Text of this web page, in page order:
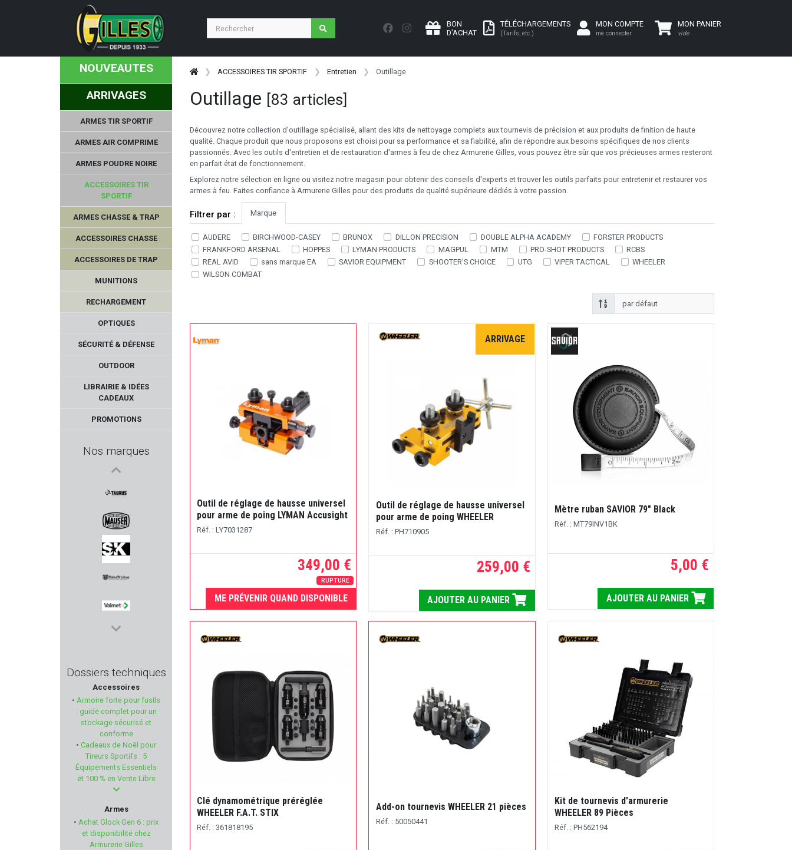
BON
D'ACHAT
TÉLÉCHARGEMENTS
(Tarifs, etc.)
MON COMPTE
me connecter
MON PANIER
vide
NOUVEAUTES
ARRIVAGES
ARMES TIR SPORTIF
ARMES AIR COMPRIME
ARMES POUDRE NOIRE
ACCESSOIRES TIR
SPORTIF
ARMES CHASSE & TRAP
ACCESSOIRES CHASSE
ACCESSOIRES DE TRAP
MUNITIONS
RECHARGEMENT
OPTIQUES
SÉCURITÉ & DÉFENSE
OUTDOOR
LIBRAIRIE & IDÉES
CADEAUX
PROMOTIONS
Nos marques
SCHAFTOL
KAHLES
GUARDIAN ANGEL
ELEY
TAURUS
MAUSER
SK
NIKKO STIRLING
VALMET
CAM PRO
BRETTON GAUCHER
ULFHEDNAR
EASY HIT
FRANZEN
Dossiers techniques
Accessoires
• Armoire forte pour fusils
: guide complet pour un
stockage sécurisé et
conforme
• Cadeaux de Noël pour
Tireurs Sportifs : 5
Équipements Essentiels
et 100 % en Vente Libre
Armes
• Achat Glock Gen 6 : prix
et disponibilité chez
Armurerie Gilles
ACCESSOIRES TIR SPORTIF Entretien Outillage
Outillage [83 articles]
Découvrez notre collection d'outillage spécialisé, allant des kits de nettoyage complets aux tournevis de précision et aux produits de finition de haute
qualité. Chaque produit que nous proposons est choisi pour sa performance et sa fiabilité, afin de répondre aux besoins spécifiques de nos clients
passionnés. Avec les outils d'entretien et de restauration d'armes à feu de chez Armurerie Gilles, vous pouvez être sûr que vos précieuses armes resteront
en parfait état de fonctionnement.
Explorez notre sélection en ligne ou visitez notre magasin pour obtenir des conseils d'experts et trouver les outils parfaits pour entretenir et restaurer vos
armes à feu. Faites confiance à Armurerie Gilles pour des produits de qualité supérieure dédiés à votre passion.
Filtrer par : Marque
AUDERE BIRCHWOOD-CASEY BRUNOX DILLON PRECISION DOUBLE ALPHA ACADEMY
FORSTER PRODUCTS
FRANKFORD ARSENAL
HOPPES LYMAN PRODUCTS MAGPUL MTM PRO-SHOT PRODUCTS
RCBS
REAL AVID
sans marque EA SAVIOR EQUIPMENT SHOOTER'S CHOICE UTG VIPER TACTICAL
WHEELER
WILSON COMBAT
Outil de réglage de hausse universel
pour arme de poing LYMAN Accusight
Réf. : LY7031287
349,00 €
RUPTURE
ME PRÉVENIR QUAND DISPONIBLE
ARRIVAGE
Outil de réglage de hausse universel
pour arme de poing WHEELER
Réf. : PH710905
259,00 €
AJOUTER AU PANIER
Mètre ruban SAVIOR 79" Black
Réf. : MT79INV1BK
5,00 €
AJOUTER AU PANIER
Clé dynamométrique préréglée
WHEELER F.A.T. STIX
Réf. : 361818195
Add-on tournevis WHEELER 21 pièces
Réf. : 50050441
Kit de tournevis d'armurerie
WHEELER 89 Pièces
Réf. : PH562194